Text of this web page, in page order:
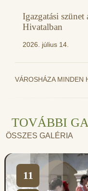
Igazgatási
Hivatalban
2026. július 14.
VÁROSHÁZA MINDEN
TOVÁBBI
ÖSSZES GALÉRIA
11